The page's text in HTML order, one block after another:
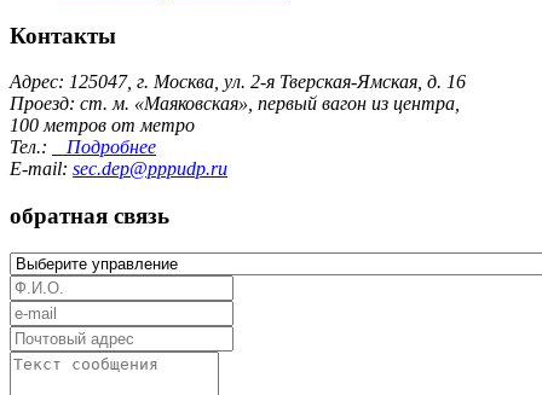
Контакты
Адрес: 125047, г. Москва, ул. 2-я Тверская-Ямская, д. 16
Проезд: ст. м. «Маяковская», первый вагон из центра,
100 метров от метро
Тел.:
Подробнее
E-mail: sec.dep@pppudp.ru
обратная связь